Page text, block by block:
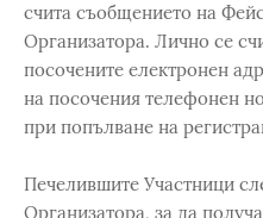
счита съобщението на
Организатора. Лично се
посочените електронен
на посочения телефонен
при попълване на
Печелившите Участници
Организатора, за да